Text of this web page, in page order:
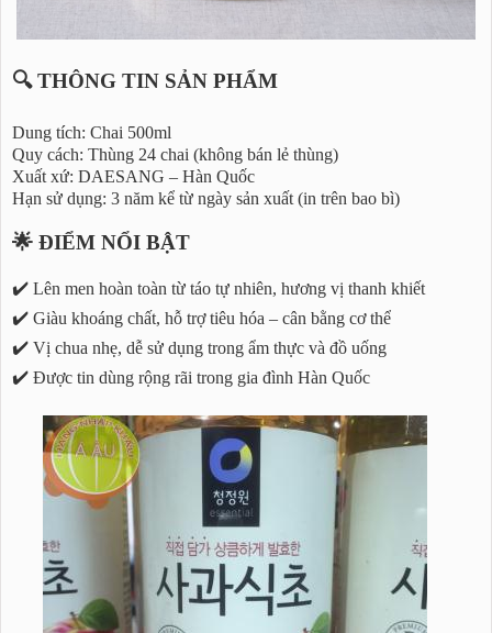
🔍 THÔNG TIN SẢN PHẨM
Dung tích: Chai 500ml
Quy cách: Thùng 24 chai (không bán lẻ thùng)
Xuất xứ: DAESANG – Hàn Quốc
Hạn sử dụng: 3 năm kể từ ngày sản xuất (in trên bao bì)
🌟 ĐIỂM NỔI BẬT
✔️ Lên men hoàn toàn từ táo tự nhiên, hương vị thanh khiết
✔️ Giàu khoáng chất, hỗ trợ tiêu hóa – cân bằng cơ thể
✔️ Vị chua nhẹ, dễ sử dụng trong ẩm thực và đồ uống
✔️ Được tin dùng rộng rãi trong gia đình Hàn Quốc